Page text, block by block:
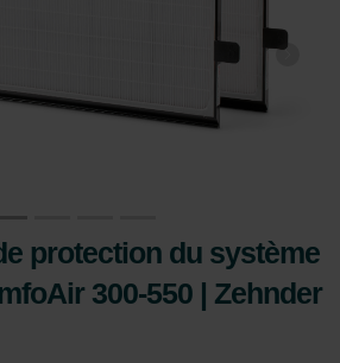
protection du système
300-550 | Zehnder